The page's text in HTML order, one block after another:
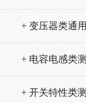
+ 变压器类通
+ 电容电感类
+ 开关特性类